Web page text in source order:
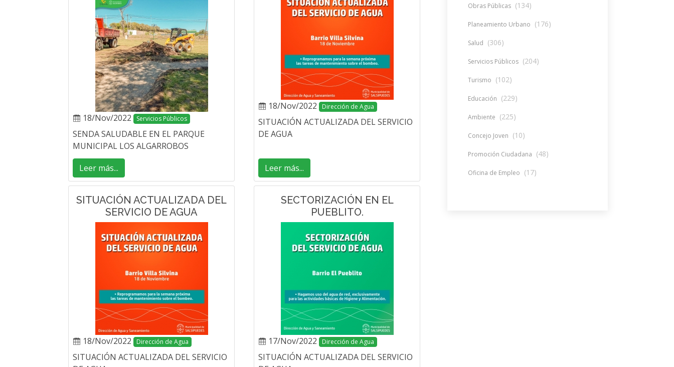
18/Nov/2022 Servicios Públicos
SENDA SALUDABLE EN EL PARQUE
MUNICIPAL LOS ALGARROBOS
Leer más...
18/Nov/2022 Dirección de Agua
SITUACIÓN ACTUALIZADA DEL SERVICIO
DE AGUA
Leer más...
SITUACIÓN ACTUALIZADA DEL
SERVICIO DE AGUA
18/Nov/2022 Dirección de Agua
SITUACIÓN ACTUALIZADA DEL SERVICIO
SECTORIZACIÓN EN EL
PUEBLITO.
17/Nov/2022 Dirección de Agua
SITUACIÓN ACTUALIZADA DEL SERVICIO
Obras Públicas (134)
Planeamiento Urbano (176)
Salud (306)
Servicios Públicos (204)
Turismo (102)
Educación (229)
Ambiente (225)
Concejo Joven (10)
Promoción Ciudadana (48)
Oficina de Empleo (17)